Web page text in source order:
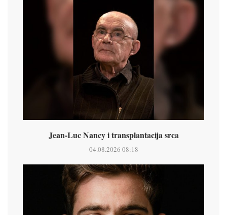
Jean-Luc Nancy i transplantacija srca
04.08.2026 08:18